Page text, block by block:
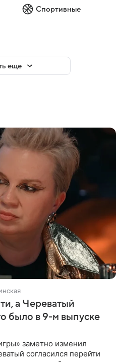
Спортивные
еще
а Череватый
было в 9-м выпуске
заметно изменил
согласился перейти